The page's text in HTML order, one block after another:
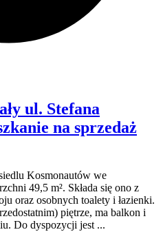
ul. Stefana
na sprzedaż
Kosmonautów we
49,5 m². Składa się ono z
oraz osobnych toalety i łazienki.
piętrze, ma balkon i
Do dyspozycji jest ...